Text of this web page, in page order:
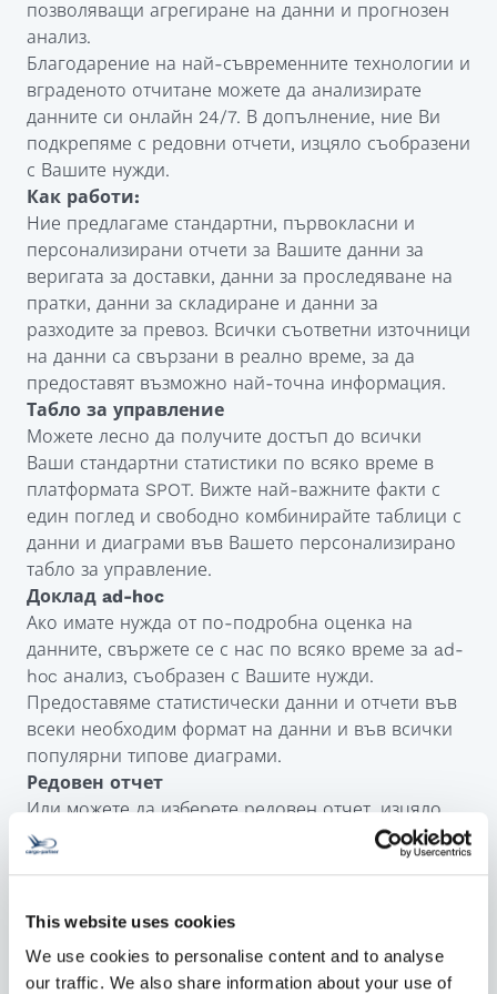
This website uses cookies
We use cookies to personalise content and to analyse
our traffic. We also share information about your use of
позволяващи агрегиране на данни и прогнозен
анализ.
Благодарение на най-съвременните технологии и
вграденото отчитане можете да анализирате
данните си онлайн 24/7. В допълнение, ние Ви
подкрепяме с редовни отчети, изцяло съобразени
с Вашите нужди.
Как работи:
Ние предлагаме стандартни, първокласни и
персонализирани отчети за Вашите данни за
веригата за доставки, данни за проследяване на
пратки, данни за складиране и данни за
разходите за превоз. Всички съответни източници
на данни са свързани в реално време, за да
предоставят възможно най-точна информация.
Табло за управление
Можете лесно да получите достъп до всички
Ваши стандартни статистики по всяко време в
платформата SPOT. Вижте най-важните факти с
един поглед и свободно комбинирайте таблици с
данни и диаграми във Вашето персонализирано
табло за управление.
Доклад ad-hoc
Ако имате нужда от по-подробна оценка на
данните, свържете се с нас по всяко време за ad-
hoc анализ, съобразен с Вашите нужди.
Предоставяме статистически данни и отчети във
всеки необходим формат на данни и във всички
популярни типове диаграми.
Редовен отчет
Или можете да изберете редовен отчет, изцяло
съобразен с Вашите предпочитания. Просто се
свържете с нас, за да можем да проектираме
Съдържанието, формата и честотата на доклада